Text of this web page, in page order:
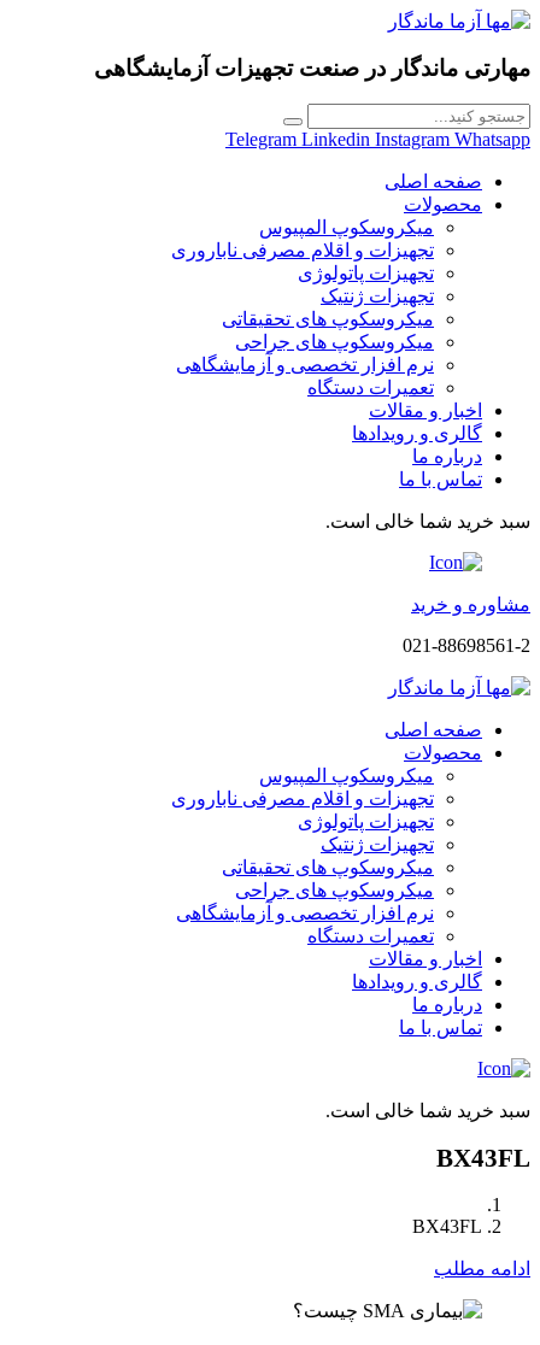
مهارتی ماندگار در صنعت تجهیزات آزمایشگاهی
Telegram Linkedin Instagram Whatsapp
صفحه اصلی
محصولات
میکروسکوپ المپیوس
تجهیزات و اقلام مصرفی ناباروری
تجهیزات پاتولوژی
تجهیزات ژنتیک
میکروسکوپ های تحقیقاتی
میکروسکوپ های جراحی
نرم افزار تخصصی و آزمایشگاهی
تعمیرات دستگاه
اخبار و مقالات
گالری و رویدادها
درباره ما
تماس با ما
سبد خرید شما خالی است.
مشاوره و خرید
021-88698561-2
صفحه اصلی
محصولات
میکروسکوپ المپیوس
تجهیزات و اقلام مصرفی ناباروری
تجهیزات پاتولوژی
تجهیزات ژنتیک
میکروسکوپ های تحقیقاتی
میکروسکوپ های جراحی
نرم افزار تخصصی و آزمایشگاهی
تعمیرات دستگاه
اخبار و مقالات
گالری و رویدادها
درباره ما
تماس با ما
سبد خرید شما خالی است.
BX43FL
BX43FL
ادامه مطلب